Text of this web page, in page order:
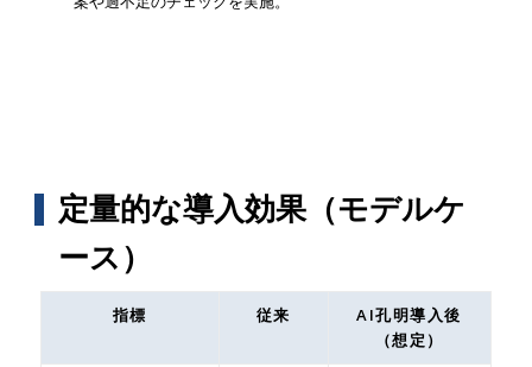
定量的な導入効果（モデルケ
ース）
指標 従来
AI孔明導入後
（想定）